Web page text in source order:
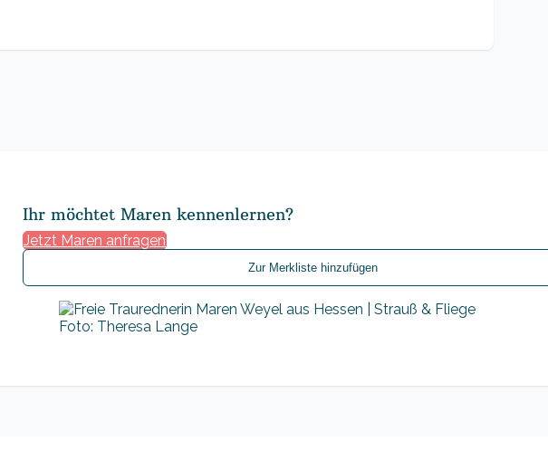
Ihr möchtet Maren kennenlernen?
Jetzt Maren anfragen
Zur Merkliste hinzufügen
Foto: Theresa Lange